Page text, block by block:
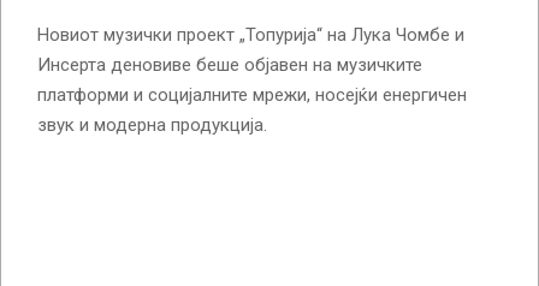
Новиот музички проект „Топурија“ на Лука Чомбе и
Инсерта деновиве беше објавен на музичките
платформи и социјалните мрежи, носејќи енергичен
звук и модерна продукција.